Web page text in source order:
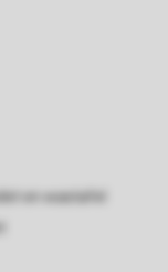
en wastafel